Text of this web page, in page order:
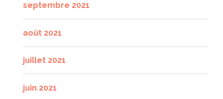
septembre 2021
août 2021
juillet 2021
juin 2021